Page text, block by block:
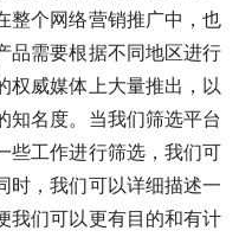
整个网络营销推广中，也
品需要根据不同地区进行
权威媒体上大量推出，以
知名度。当我们筛选平台
些工作进行筛选，我们可
时，我们可以详细描述一
我们可以更有目的和有计